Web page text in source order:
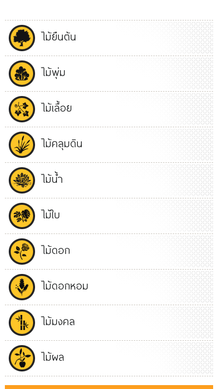
ไม้ยืนต้น
ไม้พุ่ม
ไม้เลื้อย
ไม้คลุมดิน
ไม้น้ำ
ไม้ใบ
ไม้ดอก
ไม้ดอกหอม
ไม้มงคล
ไม้ผล